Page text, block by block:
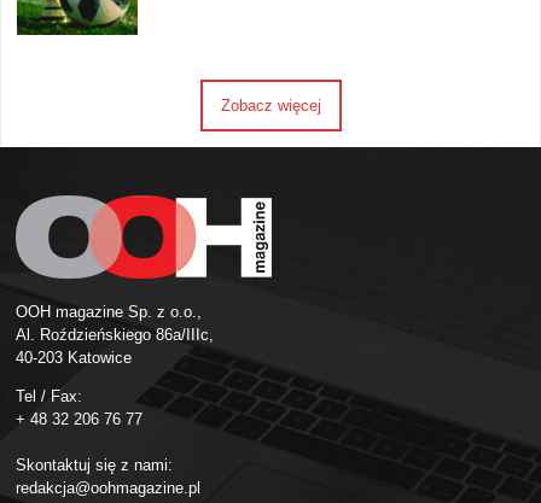
Zobacz więcej
OOH magazine Sp. z o.o.,
Al. Roździeńskiego 86a/IIIc,
40-203 Katowice
Tel / Fax:
+ 48 32 206 76 77
Skontaktuj się z nami:
redakcja@oohmagazine.pl